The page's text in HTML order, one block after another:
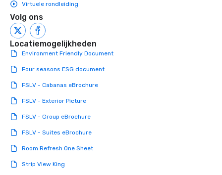
Virtuele rondleiding
Volg ons
Locatiemogelijkheden
Environment Friendly Document
Four seasons ESG document
FSLV - Cabanas eBrochure
FSLV - Exterior Picture
FSLV - Group eBrochure
FSLV - Suites eBrochure
Room Refresh One Sheet
Strip View King